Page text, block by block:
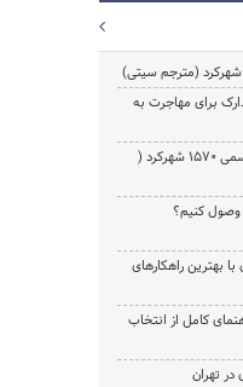
برای مهاجرت به
رونمایی از سایت دفتر ترجمه رسمی 1570 شهرکرد (
وصول کنیم؟
با بهترین راهکارهای
کانادا ۲۰۲۵؛ راهنمای کامل از انتخاب
در تهران